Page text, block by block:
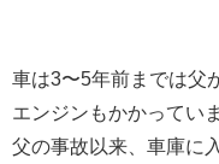
車は3〜5年前までは父
エンジンもかかってい
父の事故以来、車庫に